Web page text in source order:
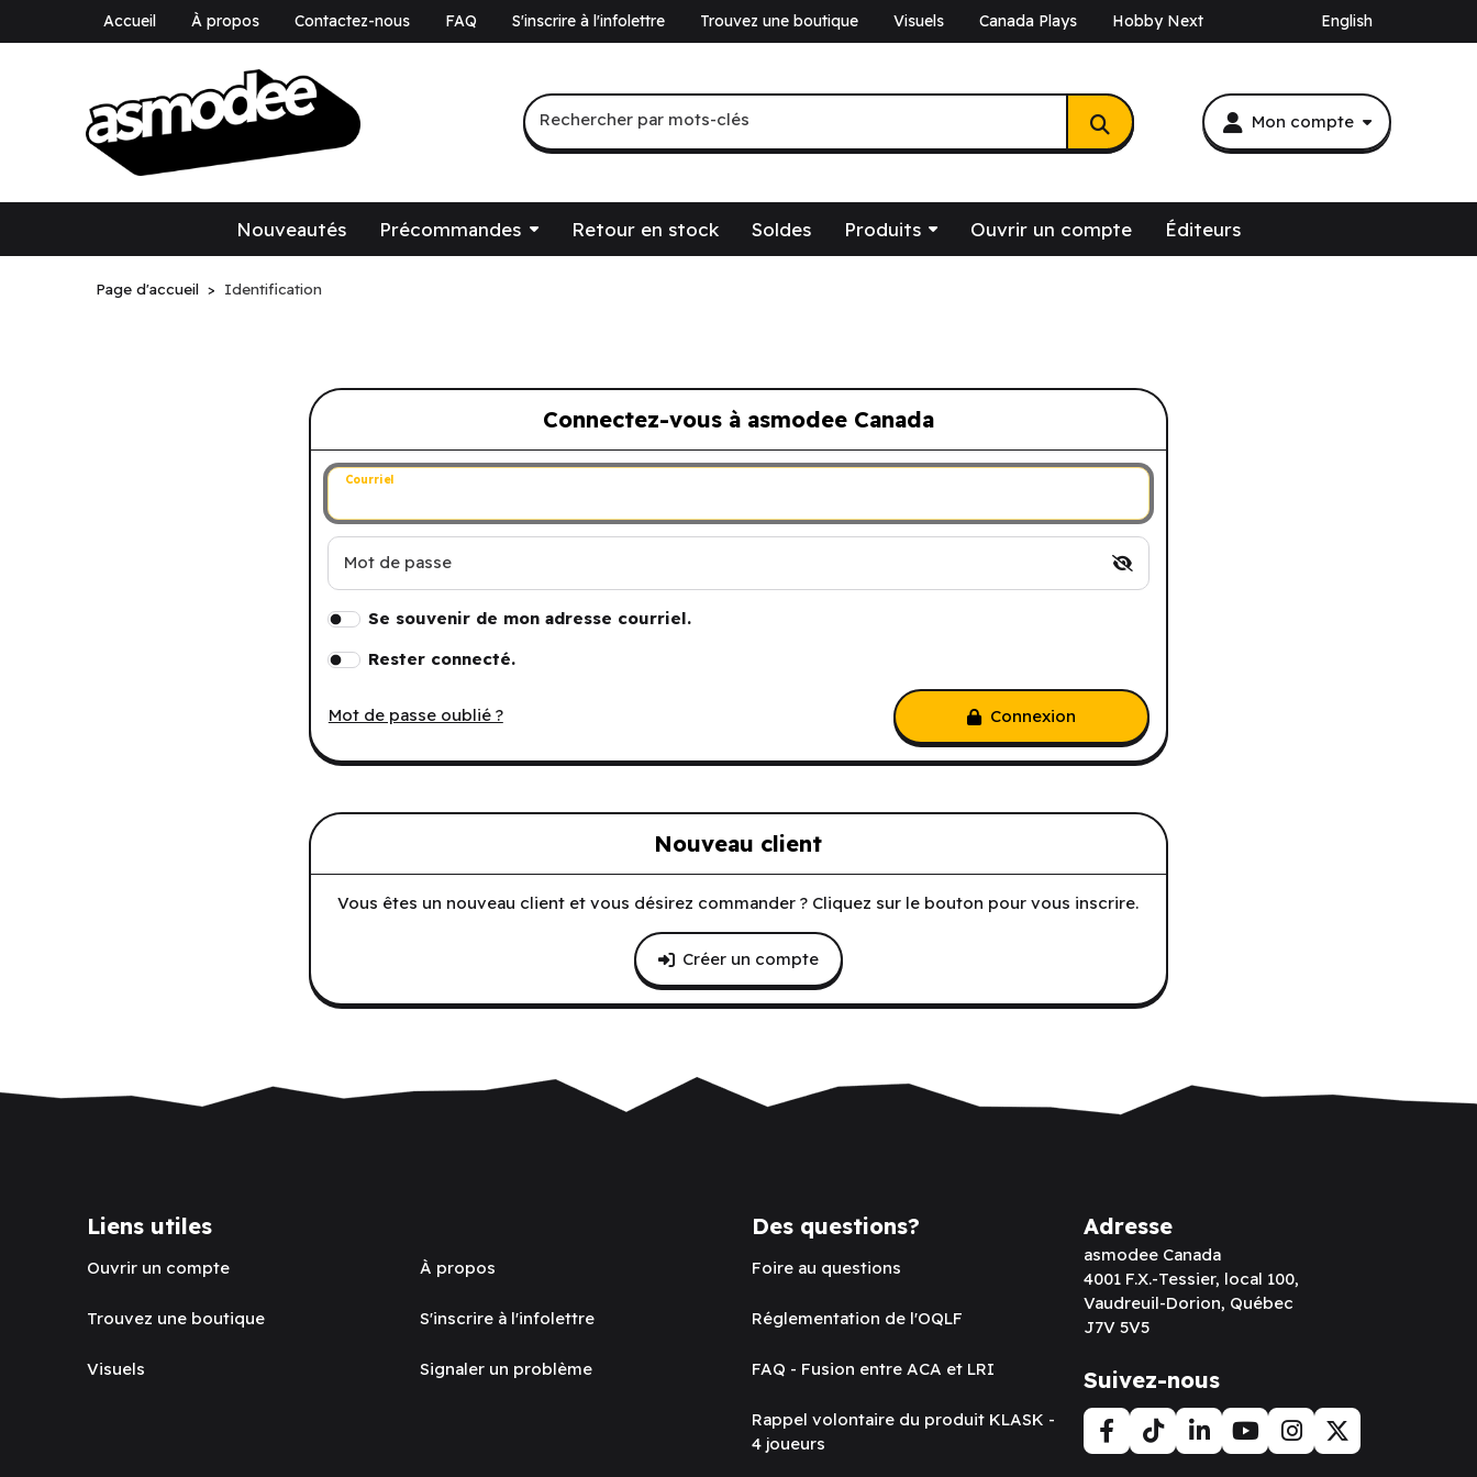
Accueil À propos Contactez-nous FAQ S'inscrire à l'infolettre Trouvez une boutique Visuels Canada Plays Hobby Next English
Mon compte
Recherche par mots-clés
Rechercher par mots-clés
Nouveautés Précommandes Retour en stock Soldes Produits Ouvrir un compte Éditeurs
Page d'accueil Identification
Connectez-vous à asmodee Canada
Connectez-vous à asmodee Canada
Courriel
Mot de passe
Se souvenir de mon adresse courriel.
Rester connecté.
Mot de passe oublié ? Connexion
Nouveau client
Vous êtes un nouveau client et vous désirez commander ? Cliquez sur le bouton pour vous inscrire.
Créer un compte
Liens utiles
Ouvrir un compte
Trouvez une boutique
Visuels
À propos
S'inscrire à l'infolettre
Signaler un problème
Des questions?
Foire au questions
Réglementation de l'OQLF
FAQ - Fusion entre ACA et LRI
Rappel volontaire du produit KLASK -
4 joueurs
Adresse
asmodee Canada
4001 F.X.-Tessier, local 100,
Vaudreuil-Dorion, Québec
J7V 5V5
Suivez-nous